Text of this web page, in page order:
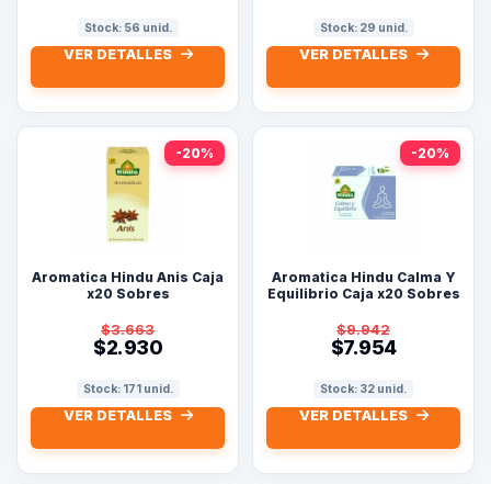
Stock: 56 unid.
VER DETALLES
Stock: 29 unid.
VER DETALLES
-20%
Aromatica Hindu Anis Caja
x20 Sobres
$3.663
$2.930
Stock: 171 unid.
VER DETALLES
-20%
Aromatica Hindu Calma Y
Equilibrio Caja x20 Sobres
$9.942
$7.954
Stock: 32 unid.
VER DETALLES